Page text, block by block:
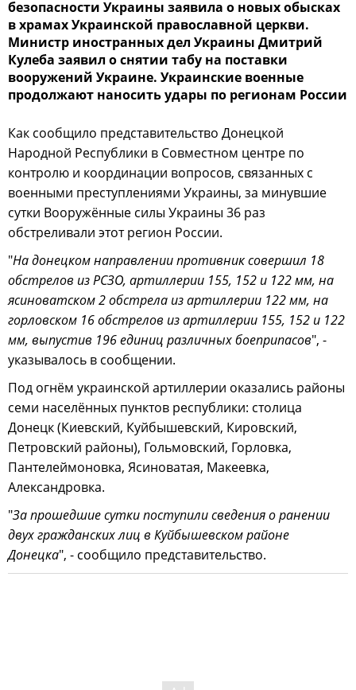
безопасности Украины заявила о новых обысках
в храмах Украинской православной церкви.
Министр иностранных дел Украины Дмитрий
Кулеба заявил о снятии табу на поставки
вооружений Украине. Украинские военные
продолжают наносить удары по регионам России
Как сообщило представительство Донецкой
Народной Республики в Совместном центре по
контролю и координации вопросов, связанных с
военными преступлениями Украины, за минувшие
сутки Вооружённые силы Украины 36 раз
обстреливали этот регион России.
"На донецком направлении противник совершил 18
обстрелов из РСЗО, артиллерии 155, 152 и 122 мм, на
ясиноватском 2 обстрела из артиллерии 122 мм, на
горловском 16 обстрелов из артиллерии 155, 152 и 122
мм, выпустив 196 единиц различных боеприпасов", -
указывалось в сообщении.
Под огнём украинской артиллерии оказались районы
семи населённых пунктов республики: столица
Донецк (Киевский, Куйбышевский, Кировский,
Петровский районы), Гольмовский, Горловка,
Пантелеймоновка, Ясиноватая, Макеевка,
Александровка.
"За прошедшие сутки поступили сведения о ранении
двух гражданских лиц в Куйбышевском районе
Донецка", - сообщило представительство.